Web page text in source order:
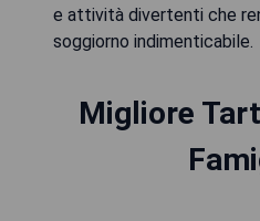
e attività divertenti che
soggiorno indimenticabile.
Migliore